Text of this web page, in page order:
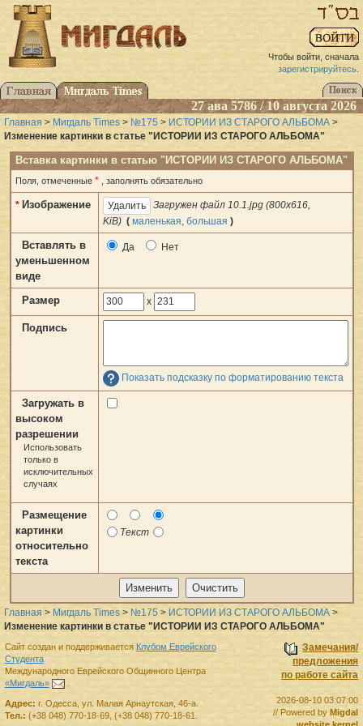
Чтобы войти, сначала
зарегистрируйтесь.
27 ава 5786 / 10 августа 2026
Главная > Мигдаль Times > №175 > ИСТОРИИ ИЗ СТАРОГО АЛЬБОМА >
Изменение картинки в статье "ИСТОРИИ ИЗ СТАРОГО АЛЬБОМА"
Вставка картинки в статью "ИСТОРИИ ИЗ СТАРОГО АЛЬБОМА"
Поля, отмеченные * , заполнять обязательно
* Изображение
Загружен файл 10.1.jpg (800x616,
KiB) ( маленькая большая )
Вставлять в
уменьшенном
виде
Да Нет
Размер x
Подпись
Показать подсказку по форматированию текста
Загружать в
высоком
разрешении
Использовать
только в
исключительных
случаях
Размещение
картинки
относительно
текста
Текст
Главная > Мигдаль Times > №175 > ИСТОРИИ ИЗ СТАРОГО АЛЬБОМА >
Изменение картинки в статье "ИСТОРИИ ИЗ СТАРОГО АЛЬБОМА"
Замечания/
предложения
по работе сайта
2026-08-10 03:07:00
// Powered by Migdal
Сайт создан и поддерживается Клубом Еврейского
Студента
Международного Еврейского Общинного Центра
«Мигдаль»
Адрес: г. Одесса, ул. Малая Арнаутская, 46-а.
Тел.: (+38 048) 770-18-69, (+38 048) 770-18-61